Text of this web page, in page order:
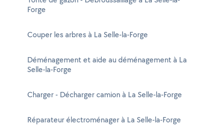
Forge
Couper les arbres à La Selle-la-Forge
Déménagement et aide au déménagement à La
Selle-la-Forge
Charger - Décharger camion à La Selle-la-Forge
Réparateur électroménager à La Selle-la-Forge